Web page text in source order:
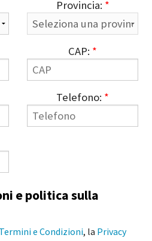
Provincia: *
CAP: *
Telefono: *
e politica sulla
Termini e Condizioni, la Privacy